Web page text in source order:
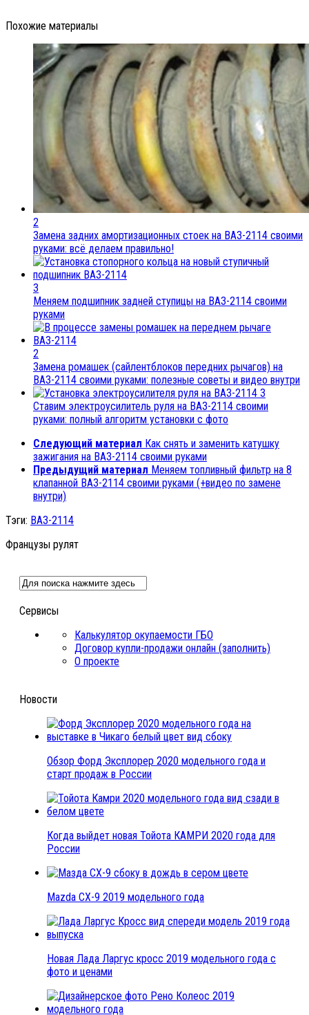
Похожие материалы
2
Замена задних амортизационных стоек на ВАЗ-2114 своими
руками: всё делаем правильно!
3
Меняем подшипник задней ступицы на ВАЗ-2114 своими
руками
2
Замена ромашек (сайлентблоков передних рычагов) на
ВАЗ-2114 своими руками: полезные советы и видео внутри
3
Ставим электроусилитель руля на ВАЗ-2114 своими
руками: полный алгоритм установки с фото
Следующий материал Как снять и заменить катушку
зажигания на ВАЗ-2114 своими руками
Предыдущий материал Меняем топливный фильтр на 8
клапанной ВАЗ-2114 своими руками (+видео по замене
внутри)
Тэги: ВАЗ-2114
Французы рулят
Сервисы
Калькулятор окупаемости ГБО
Договор купли-продажи онлайн (заполнить)
О проекте
Новости
Обзор Форд Эксплорер 2020 модельного года и
старт продаж в России
Когда выйдет новая Тойота КАМРИ 2020 года для
России
Mazda CX-9 2019 модельного года
Новая Лада Ларгус кросс 2019 модельного года с
фото и ценами